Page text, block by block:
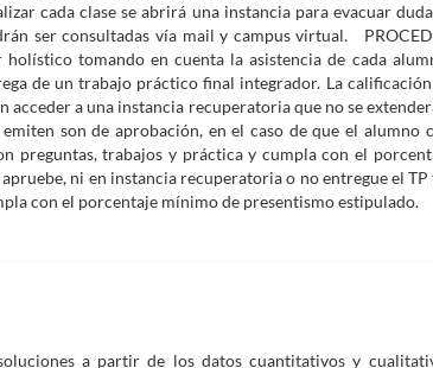
cada clase se abrirá una instancia para evacuar
ser consultadas vía mail y campus virtual.
tomando en cuenta la asistencia de cada
de un trabajo práctico final integrador. La
a una instancia recuperatoria que no se
son de aprobación, en el caso de que el alumno
preguntas, trabajos y práctica y cumpla con el
ni en instancia recuperatoria o no entregue el
con el porcentaje mínimo de presentismo estipulado.
a partir de los datos cuantitativos y